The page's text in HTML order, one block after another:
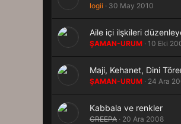
logii 30 May 2010
Aile içi ilşkileri
ŞAMAN-URUM 10 Eki
Maji, Kehanet, Dini
ŞAMAN-URUM 24 Ara
Kabbala ve renkler
CREEPA 20 Ara 2008